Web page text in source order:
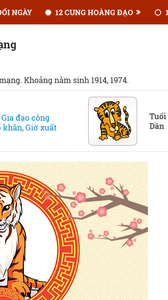
NGÀY 12 CUNG HOÀNG ĐẠO
Khoảng năm sinh 1914, 1974.
Gia đạo công
khăn,Giờ xuất
Tuổi
Dần